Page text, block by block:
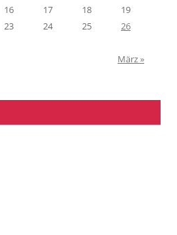
16 17 18
19
23 24 25
26
März »